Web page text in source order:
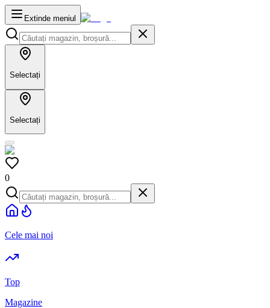
Extinde meniul
Selectați
Selectați
0
Cele mai noi
Top
Magazine